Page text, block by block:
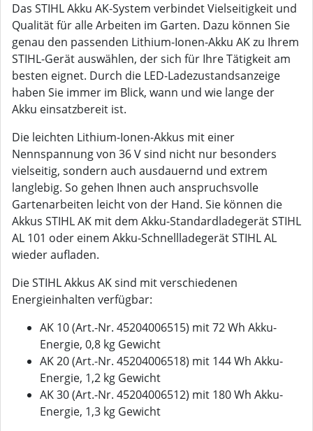
Das STIHL Akku AK-System verbindet Vielseitigkeit und
Qualität für alle Arbeiten im Garten. Dazu können Sie
genau den passenden Lithium-Ionen-Akku AK zu Ihrem
STIHL-Gerät auswählen, der sich für Ihre Tätigkeit am
besten eignet. Durch die LED-Ladezustandsanzeige
haben Sie immer im Blick, wann und wie lange der
Akku einsatzbereit ist.
Die leichten Lithium-Ionen-Akkus mit einer
Nennspannung von 36 V sind nicht nur besonders
vielseitig, sondern auch ausdauernd und extrem
langlebig. So gehen Ihnen auch anspruchsvolle
Gartenarbeiten leicht von der Hand. Sie können die
Akkus STIHL AK mit dem Akku-Standardladegerät STIHL
AL 101 oder einem Akku-Schnellladegerät STIHL AL
wieder aufladen.
Die STIHL Akkus AK sind mit verschiedenen
Energieinhalten verfügbar:
AK 10 (Art.-Nr. 45204006515) mit 72 Wh Akku-
Energie, 0,8 kg Gewicht
AK 20 (Art.-Nr. 45204006518) mit 144 Wh Akku-
Energie, 1,2 kg Gewicht
AK 30 (Art.-Nr. 45204006512) mit 180 Wh Akku-
Energie, 1,3 kg Gewicht